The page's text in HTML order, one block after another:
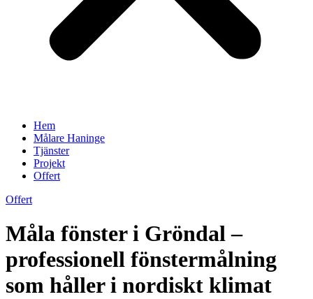
Hem
Målare Haninge
Tjänster
Projekt
Offert
Offert
Måla fönster i Gröndal –
professionell fönstermålning
som håller i nordiskt klimat